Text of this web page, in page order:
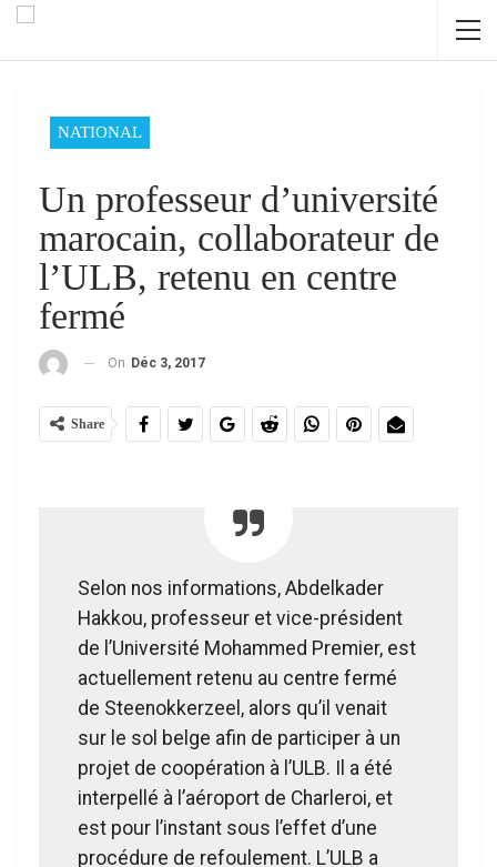
NATIONAL
Un professeur d’université
marocain, collaborateur de
l’ULB, retenu en centre
fermé
On Déc 3, 2017
Share
Selon nos informations, Abdelkader
Hakkou, professeur et vice-président
de l’Université Mohammed Premier, est
actuellement retenu au centre fermé
de Steenokkerzeel, alors qu’il venait
sur le sol belge afin de participer à un
projet de coopération à l’ULB. Il a été
interpellé à l’aéroport de Charleroi, et
est pour l’instant sous l’effet d’une
procédure de refoulement. L’ULB a